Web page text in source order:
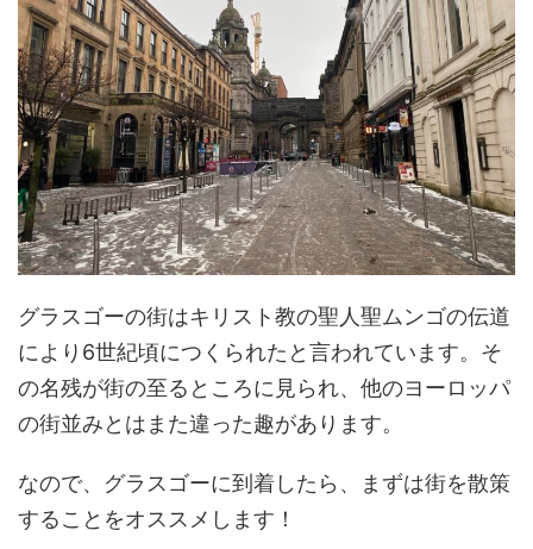
グラスゴーの街はキリスト教の聖人聖ムンゴの伝道
により6世紀頃につくられたと言われています。そ
の名残が街の至るところに見られ、他のヨーロッパ
の街並みとはまた違った趣があります。
なので、グラスゴーに到着したら、まずは街を散策
することをオススメします！